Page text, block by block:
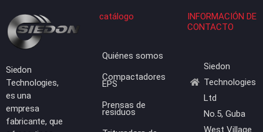
INFORMACIÓN DE
CONTACTO
Siedon
Technologies
Ltd
No.5, Guba
West Village
catálogo
Quiénes somos
Compactadores
EPS
Prensas de
residuos
Siedon
Technologies,
es una
empresa
fabricante, que